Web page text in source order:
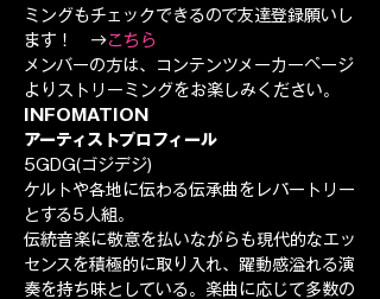
ミングもチェックできるので友達登録願いし
ます！　→こちら
メンバーの方は、コンテンツメーカーページ
よりストリーミングをお楽しみください。
INFOMATION
アーティストプロフィール
5GDG(ゴジデジ)
ケルトや各地に伝わる伝承曲をレパートリー
とする5人組。
伝統音楽に敬意を払いながらも現代的なエッ
センスを積極的に取り入れ、躍動感溢れる演
奏を持ち味としている。楽曲に応じて多数の